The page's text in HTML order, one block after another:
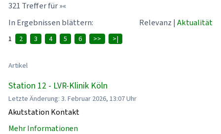
321 Treffer für »«
In Ergebnissen blättern:
Relevanz | Aktualität
1 2 3 4 5 6 >> >|
Artikel
Station 12 - LVR-Klinik Köln
Letzte Änderung: 3. Februar 2026, 13:07 Uhr
Akutstation Kontakt
Mehr Informationen